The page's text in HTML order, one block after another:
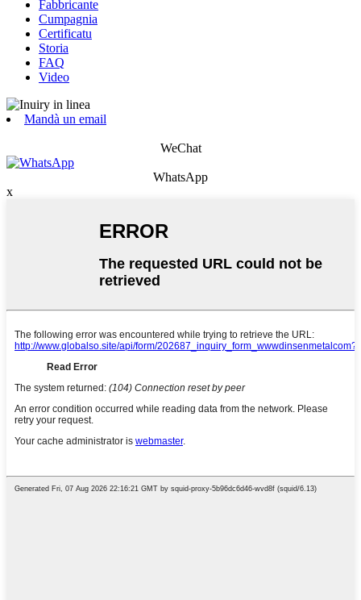
Fabbricante
Cumpagnia
Certificatu
Storia
FAQ
Video
Mandà un email
WeChat
WhatsApp
x